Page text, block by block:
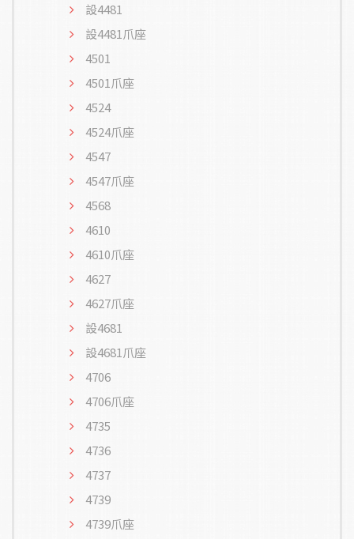
設4481
設4481爪座
4501
4501爪座
4524
4524爪座
4547
4547爪座
4568
4610
4610爪座
4627
4627爪座
設4681
設4681爪座
4706
4706爪座
4735
4736
4737
4739
4739爪座